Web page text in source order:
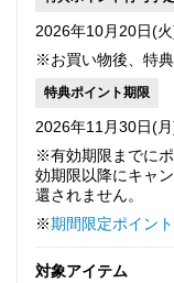
2026年10月20日(
※お買い物後、特典
特典ポイント期限
2026年11月30日(
※有効期限までに
効期限以降にキャ
還されません。
※期間限定ポイン
対象アイテム